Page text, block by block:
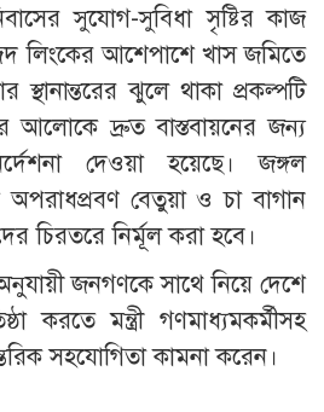
সুযোগ-সুবিধা সৃষ্টির কাজ
লিংকের আশেপাশে খাস জমিতে
স্থানান্তরের ঝুলে থাকা প্রকল্পটি
আলোকে দ্রুত বাস্তবায়নের জন্য
দেওয়া হয়েছে। জঙ্গল
বেতুয়া ও চা বাগান
চিরতরে নির্মূল করা হবে।
জনগণকে সাথে নিয়ে দেশে
করতে মন্ত্রী গণমাধ্যমকর্মীসহ
সহযোগিতা কামনা করেন।